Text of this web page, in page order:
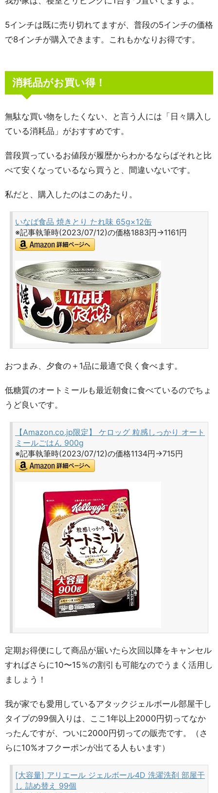
5インチは既に売り切れてますが、普段の5インチの価格
で8インチが購入できます。これもかなりお得です。
消耗品がお買い得！
無駄な買い物をしたくない、と言う人には「日々購入し
ている消耗品」がおすすめです。
普段買っているお値段が履歴からわかるならばそれと比
べて安くなっているなら買うと、間違いないです。
私だと、購入したのはこのあたり。
いなば食品 焼きとり たれ味 65g×12缶
※記事執筆時(2023/07/12)の価格1883円→1161円
おつまみ、夕食の＋1品に最適で良く食べます。
低糖質のオートミールも最近朝食に食べているのでちょ
うど良いです。
【Amazon.co.jp限定】 ケロッグ 粒感しっかり オート
ミールごはん 900g
※記事執筆時(2023/07/12)の価格1134円→715円
定期お得便にして商品が届いたら次回以降をキャンセル
すればさらに10〜15％の割引も可能なのでうまく活用し
ましょう！
我が家でも愛用しているアタックジェルボール部屋干し
タイプの99個入りは、ここ1年以上2000円切ってなか
ったんですが、ついに2000円切っての販売です。（さ
らに10%オフクーポンが出てる人もいます）
[大容量] アリエール ジェルボール4D 洗濯洗剤 部屋干
し 詰め替え 99個